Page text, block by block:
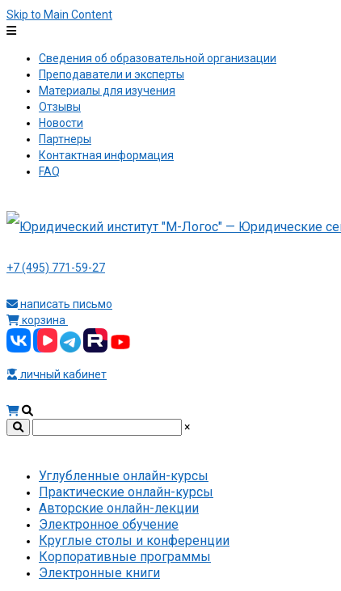
Skip to Main Content
Сведения об образовательной организации
Преподаватели и эксперты
Материалы для изучения
Отзывы
Новости
Партнеры
Контактная информация
FAQ
+7 (495) 771-59-27
написать письмо
корзина
личный кабинет
×
Углубленные онлайн-курсы
Практические онлайн-курсы
Авторские онлайн-лекции
Электронное обучение
Круглые столы и конференции
Корпоративные программы
Электронные книги